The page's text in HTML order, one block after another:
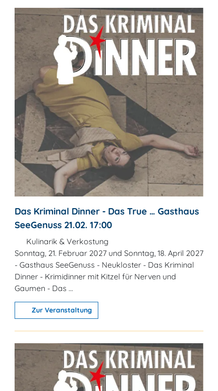
Das Kriminal Dinner - Das True … Gasthaus
SeeGenuss 21.02. 17:00
Kulinarik & Verkostung
Sonntag, 21. Februar 2027 und Sonntag, 18. April 2027
- Gasthaus SeeGenuss - Neukloster - Das Kriminal
Dinner - Krimidinner mit Kitzel für Nerven und
Gaumen - Das ...
Zur Veranstaltung